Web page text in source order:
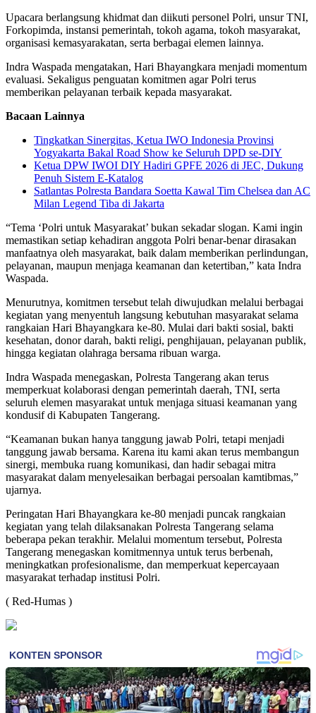
Upacara berlangsung khidmat dan diikuti personel Polri, unsur TNI,
Forkopimda, instansi pemerintah, tokoh agama, tokoh masyarakat,
organisasi kemasyarakatan, serta berbagai elemen lainnya.
Indra Waspada mengatakan, Hari Bhayangkara menjadi momentum
evaluasi. Sekaligus penguatan komitmen agar Polri terus
memberikan pelayanan terbaik kepada masyarakat.
Bacaan Lainnya
Tingkatkan Sinergitas, Ketua IWO Indonesia Provinsi
Yogyakarta Bakal Road Show ke Seluruh DPD se-DIY
Ketua DPW IWOI DIY Hadiri GPFE 2026 di JEC, Dukung
Penuh Sistem E-Katalog
Satlantas Polresta Bandara Soetta Kawal Tim Chelsea dan AC
Milan Legend Tiba di Jakarta
“Tema ‘Polri untuk Masyarakat’ bukan sekadar slogan. Kami ingin
memastikan setiap kehadiran anggota Polri benar-benar dirasakan
manfaatnya oleh masyarakat, baik dalam memberikan perlindungan,
pelayanan, maupun menjaga keamanan dan ketertiban,” kata Indra
Waspada.
Menurutnya, komitmen tersebut telah diwujudkan melalui berbagai
kegiatan yang menyentuh langsung kebutuhan masyarakat selama
rangkaian Hari Bhayangkara ke-80. Mulai dari bakti sosial, bakti
kesehatan, donor darah, bakti religi, penghijauan, pelayanan publik,
hingga kegiatan olahraga bersama ribuan warga.
Indra Waspada menegaskan, Polresta Tangerang akan terus
memperkuat kolaborasi dengan pemerintah daerah, TNI, serta
seluruh elemen masyarakat untuk menjaga situasi keamanan yang
kondusif di Kabupaten Tangerang.
“Keamanan bukan hanya tanggung jawab Polri, tetapi menjadi
tanggung jawab bersama. Karena itu kami akan terus membangun
sinergi, membuka ruang komunikasi, dan hadir sebagai mitra
masyarakat dalam menyelesaikan berbagai persoalan kamtibmas,”
ujarnya.
Peringatan Hari Bhayangkara ke-80 menjadi puncak rangkaian
kegiatan yang telah dilaksanakan Polresta Tangerang selama
beberapa pekan terakhir. Melalui momentum tersebut, Polresta
Tangerang menegaskan komitmennya untuk terus berbenah,
meningkatkan profesionalisme, dan memperkuat kepercayaan
masyarakat terhadap institusi Polri.
( Red-Humas )